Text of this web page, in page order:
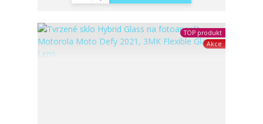
TOP produkt
Akce